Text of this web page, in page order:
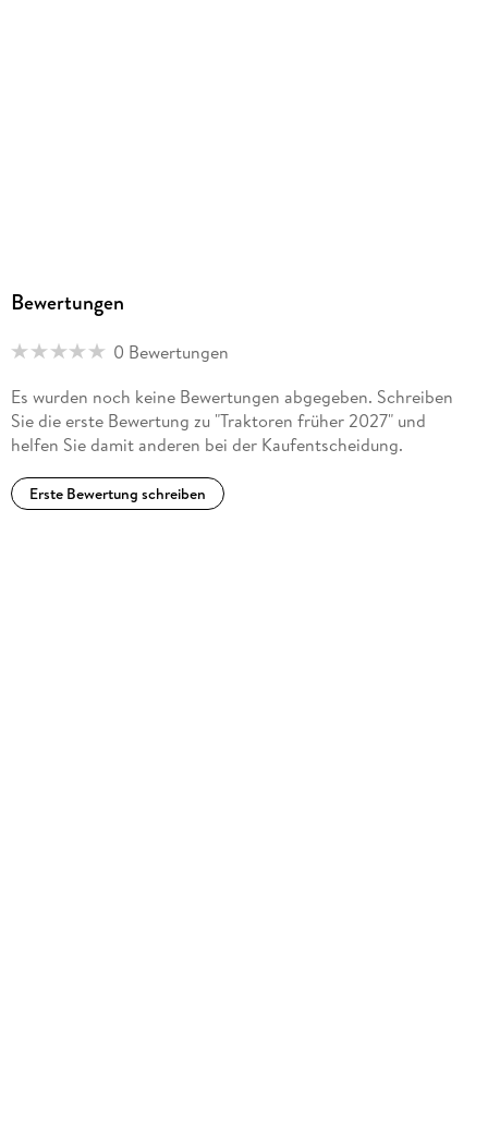
Bewertungen
0 Bewertungen
Es wurden noch keine Bewertungen abgegeben. Schreiben
Sie die erste Bewertung zu "Traktoren früher 2027" und
helfen Sie damit anderen bei der Kaufentscheidung.
Erste Bewertung schreiben